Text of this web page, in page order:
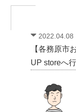
2022.04.08
【各務原市
UP storeへ